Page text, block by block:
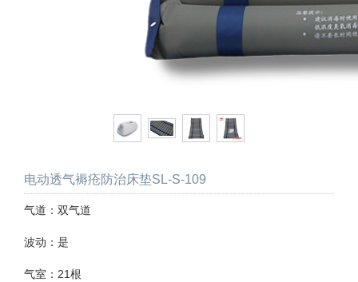
电动透气褥疮防治床垫SL-S-109
气道：双气道
波动：是
气室：21根